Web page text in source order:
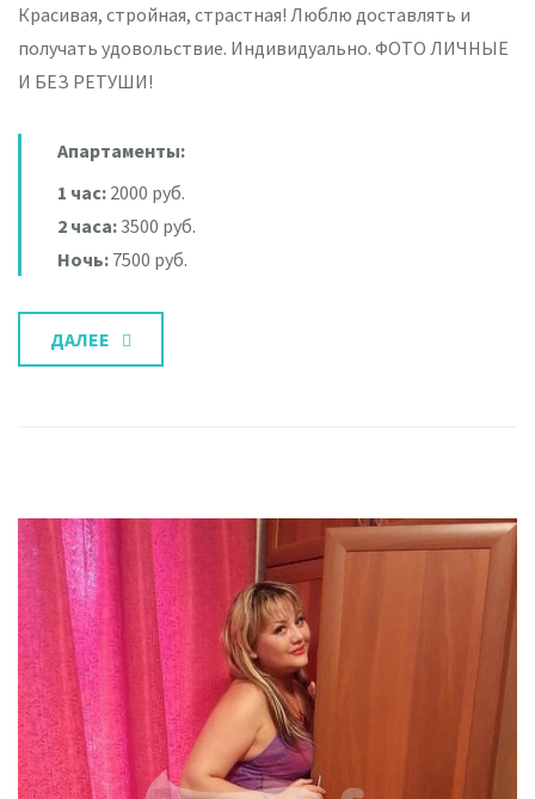
Красивая, стройная, страстная! Люблю доставлять и
получать удовольствие. Индивидуально. ФОТО ЛИЧНЫЕ
И БЕЗ РЕТУШИ!
Апартаменты:
1 час: 2000 руб.
2 часа:3500 руб.
Ночь: 7500 руб.
ДАЛЕЕ